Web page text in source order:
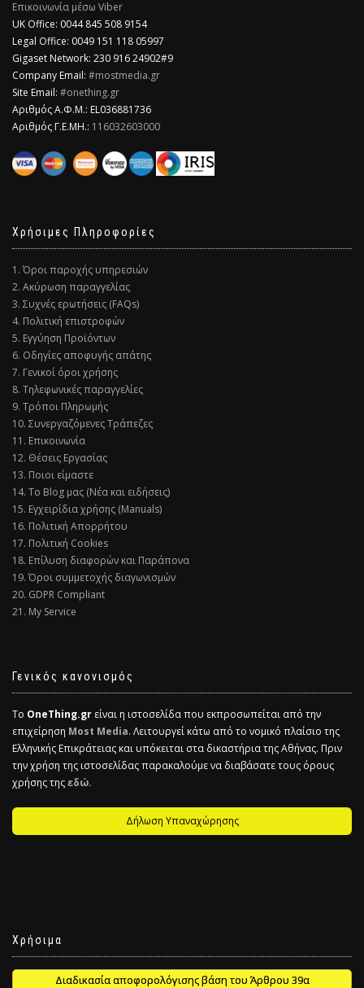
Επικοινωνία μέσω Viber
​UK Office: 0044 845 508 9154
Legal Office: 0049 151 118 05997
Gigaset Network: 230 916 24902#9
Company Email: #mostmedia.gr
Site Email: #onething.gr
Αριθμός Α.Φ.Μ.: EL036881736
Αριθμός Γ.Ε.ΜΗ.: 116032603000
Χρήσιμες Πληροφορίες
1. Όροι παροχής υπηρεσιών
2. Ακύρωση παραγγελίας
3. Συχνές ερωτήσεις (FAQs)
4. Πολιτική επιστροφών
5. Εγγύηση Προϊόντων
6. Οδηγίες αποφυγής απάτης
7. Γενικοί όροι χρήσης
8. Τηλεφωνικές παραγγελίες
9. Τρόποι Πληρωμής
10. Συνεργαζόμενες Τράπεζες
11. Επικοινωνία
12. Θέσεις Εργασίας
13. Ποιοι είμαστε
14. Το Blog μας (Νέα και ειδήσεις)
15. Εγχειρίδια χρήσης (Manuals)
16. Πολιτική Απορρήτου
17. Πολιτική Cookies
18. Επίλυση διαφορών και Παράπονα
19. Όροι συμμετοχής διαγωνισμών
20. GDPR Compliant
21. My Service
Γενικός κανονισμός
Το OneThing.gr είναι η ιστοσελίδα που εκπροσωπείται από την
επιχείρηση Most Media. Λειτουργεί κάτω από το νομικό πλαίσιο της
Ελληνικής Επικράτειας και υπόκειται στα δικαστήρια της Αθήνας. Πριν
την χρήση της ιστοσελίδας παρακαλούμε να διαβάσατε τους όρους
χρήσης τηςεδώ.
Δήλωση Υπαναχώρησης
Χρήσιμα
Διαδικασία αποφορολόγισης βάση του Άρθρου 39α